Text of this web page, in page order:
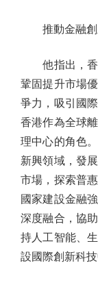
推動金融創
他指出，香
鞏固提升市場
爭力，吸引國
香港作為全球
理中心的角色
新興領域，發
市場，探索普
國家建設金融
深度融合，協
持人工智能、
設國際創新科技